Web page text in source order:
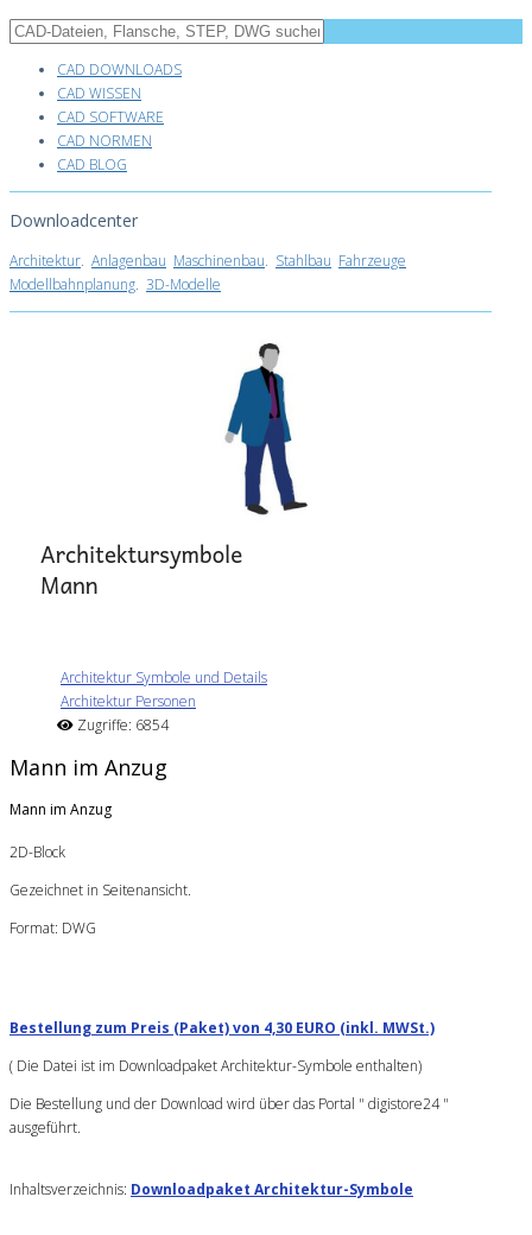
CAD DOWNLOADS
CAD WISSEN
CAD SOFTWARE
CAD NORMEN
CAD BLOG
Downloadcenter
Architektur. Anlagenbau Maschinenbau. Stahlbau Fahrzeuge
Modellbahnplanung. 3D-Modelle
Architektur Symbole und Details
Architektur Personen
Zugriffe: 6854
Mann im Anzug
Mann im Anzug
2D-Block
Gezeichnet in Seitenansicht.
Format: DWG
Bestellung zum Preis (Paket) von 4,30 EURO (inkl. MWSt.)
( Die Datei ist im Downloadpaket Architektur-Symbole enthalten)
Die Bestellung und der Download wird über das Portal " digistore24 "
ausgeführt.
Inhaltsverzeichnis: Downloadpaket Architektur-Symbole